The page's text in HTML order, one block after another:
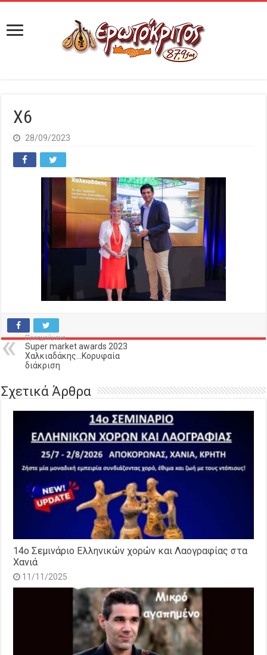
X6
28/09/2023
Προηγούμενο
Super market awards 2023
Χαλκιαδάκης…Κορυφαία
διάκριση
Σχετικά Άρθρα
14o Σεμινάριο Ελληνικών χορών και Λαογραφίας στα
Χανιά
11/11/2025